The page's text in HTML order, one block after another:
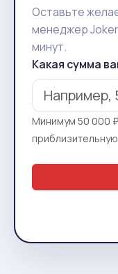
Оставьте
менеджер
минут.
Какая сумма
Минимум 50 000 ₽